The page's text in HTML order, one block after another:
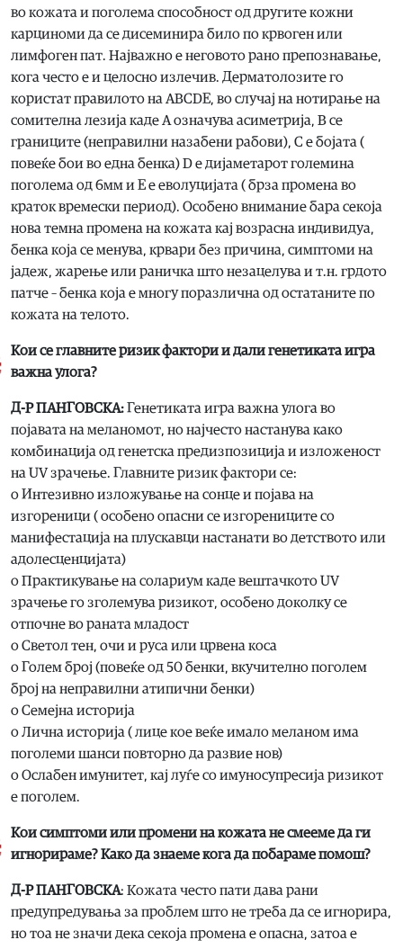
во кожата и поголема способност од другите кожни
карциноми да се дисеминира било по крвоген или
лимфоген пат. Најважно е неговото рано препознавање,
кога често е и целосно излечив. Дерматолозите го
користат правилото на ABCDE, во случај на нотирање на
сомителна лезија каде А означува асиметрија, B се
границите (неправилни назабени рабови), C e бојата (
повеќе бои во една бенка) D е дијаметарот големина
поголема од 6мм и E e еволуцијата ( брза промена во
краток времески период). Особено внимание бара секоја
нова темна промена на кожата кај возрасна индивидуа,
бенка која се менува, крвари без причина, симптоми на
јадеж, жарење или раничка што незацелува и т.н. грдото
патче – бенка која е многу поразлична од остатаните по
кожата на телото.
Кои се главните ризик фактори и дали генетиката игра
важна улога?
Д-Р ПАНГОВСКА:Генетиката игра важна улога во
појавата на меланомот, но најчесто настанува како
комбинација од генетска предизпозиција и изложеност
на UV зрачење. Главните ризик фактори се:
o Интезивно изложување на сонце и појава на
изгореници ( особено опасни се изгорениците со
манифестација на плускавци настанати во детството или
адолесценцијата)
o Практикување на солариум каде вештачкото UV
зрачење го зголемува ризикот, особено доколку се
отпочне во раната младост
o Светол тен, очи и руса или црвена коса
o Голем број (повеќе од 50 бенки, вкучително поголем
број на неправилни атипични бенки)
o Семејна историја
o Лична историја ( лице кое веќе имало меланом има
поголеми шанси повторно да развие нов)
o Ослабен имунитет, кај луѓе со имуносупресија ризикот
е поголем.
Кои симптоми или промени на кожата не смееме да ги
игнорираме? Како да знаеме кога да побараме помош?
Д-Р ПАНГОВСКА: Кожата често пати дава рани
предупредувања за проблем што не треба да се игнорира,
но тоа не значи дека секоја промена е опасна, затоа е